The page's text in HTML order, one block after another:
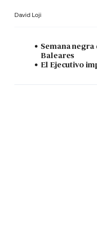
David Loji
Semana
Baleares
El Ejecutivo